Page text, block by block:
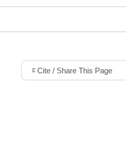
Cite / Share This Page